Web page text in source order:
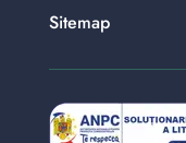
Sitemap